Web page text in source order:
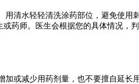
清水轻轻清洗涂药部位，避免使
药师。医生会根据您的具体情况，
或减少用药剂量，也不要擅自延长